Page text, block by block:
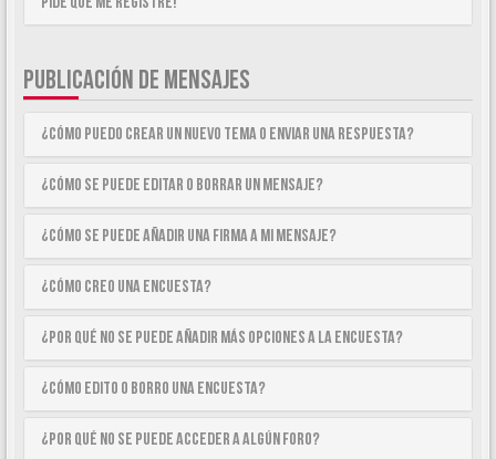
PUBLICACIÓN DE MENSAJES
¿Cómo puedo crear un nuevo tema o enviar una respuesta?
¿Cómo se puede editar o borrar un mensaje?
¿Cómo se puede añadir una firma a mi mensaje?
¿Cómo creo una encuesta?
¿Por qué no se puede añadir más opciones a la encuesta?
¿Cómo edito o borro una encuesta?
¿Por qué no se puede acceder a algún foro?